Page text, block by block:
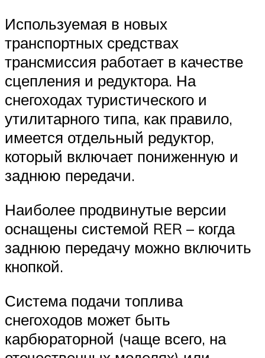
Используемая в новых
транспортных средствах
трансмиссия работает в качестве
сцепления и редуктора. На
снегоходах туристического и
утилитарного типа, как правило,
имеется отдельный редуктор,
который включает пониженную и
заднюю передачи.
Наиболее продвинутые версии
оснащены системой RER – когда
заднюю передачу можно включить
кнопкой.
Система подачи топлива
снегоходов может быть
карбюраторной (чаще всего, на